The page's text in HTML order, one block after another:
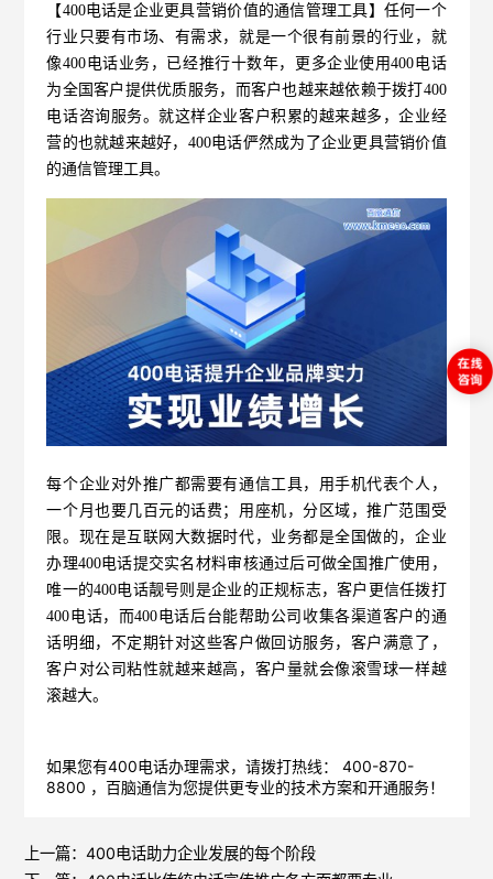
【400电话是企业更具营销价值的通信管理工具】 任何一个
行业只要有市场、有需求，就是一个很有前景的行业，就
像400电话业务，已经推行十数年，更多企业使用400电话
为全国客户提供优质服务，而客户也越来越依赖于拨打400
电话咨询服务。就这样企业客户积累的越来越多，企业经
营的也就越来越好，400电话俨然成为了企业更具营销价值
的通信管理工具。
每个企业对外推广都需要有通信工具，用手机代表个人，
一个月也要几百元的话费；用座机，分区域，推广范围受
限。现在是互联网大数据时代，业务都是全国做的，企业
办理400电话提交实名材料审核通过后可做全国推广使用，
唯一的400电话靓号则是企业的正规标志，客户更信任拨打
400电话，而400电话后台能帮助公司收集各渠道客户的通
话明细，不定期针对这些客户做回访服务，客户满意了，
客户对公司粘性就越来越高，客户量就会像滚雪球一样越
滚越大。
如果您有400电话办理需求，请拨打热线： 400-870-
8800 ，百脑通信为您提供更专业的技术方案和开通服务！
上一篇： 400电话助力企业发展的每个阶段